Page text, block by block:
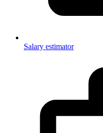
Salary estimator